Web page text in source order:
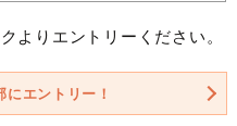
よりエントリーください。
エントリー！